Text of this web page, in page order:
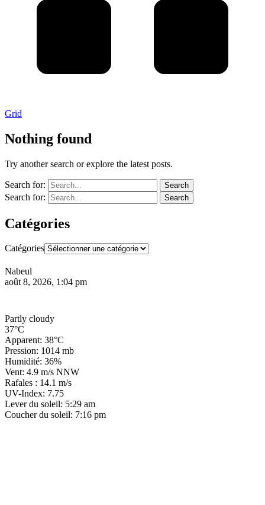
Grid
Nothing found
Try another search or explore the latest posts.
Search for: Search
Search for: Search
Catégories
Catégories
Nabeul
août 8, 2026, 1:04 pm
Partly cloudy
37°C
Apparent: 38°C
Pression: 1014 mb
Humidité: 36%
Vent: 4.9 m/s NNW
Rafales : 14.1 m/s
UV-Index: 7.75
Lever du soleil: 5:29 am
Coucher du soleil: 7:16 pm